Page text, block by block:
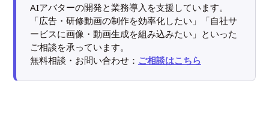
AIアバターの開発と業務導入を支援しています。
「広告・研修動画の制作を効率化したい」「自社サ
ービスに画像・動画生成を組み込みたい」といった
ご相談を承っています。
無料相談・お問い合わせ： ご相談はこちら